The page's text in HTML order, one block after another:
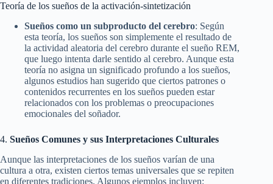
Teoría de los sueños de la activación-sintetización
Sueños como un subproducto del cerebro: Según
esta teoría, los sueños son simplemente el resultado de
la actividad aleatoria del cerebro durante el sueño REM,
que luego intenta darle sentido al cerebro. Aunque esta
teoría no asigna un significado profundo a los sueños,
algunos estudios han sugerido que ciertos patrones o
contenidos recurrentes en los sueños pueden estar
relacionados con los problemas o preocupaciones
emocionales del soñador.
4. Sueños Comunes y sus Interpretaciones Culturales
Aunque las interpretaciones de los sueños varían de una
cultura a otra, existen ciertos temas universales que se repiten
en diferentes tradiciones. Algunos ejemplos incluyen: